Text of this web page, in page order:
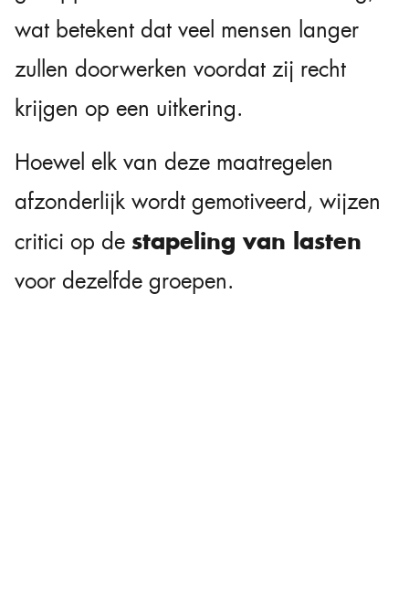
wat betekent dat veel mensen langer
zullen doorwerken voordat zij recht
krijgen op een uitkering.
Hoewel elk van deze maatregelen
afzonderlijk wordt gemotiveerd, wijzen
critici op de stapeling van lasten
voor dezelfde groepen.